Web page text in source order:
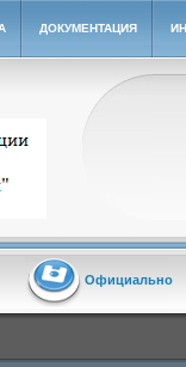
ДОКУМЕНТАЦИЯ
Официально